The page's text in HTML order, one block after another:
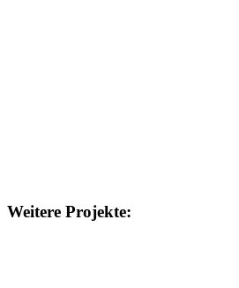
Weitere Projekte: